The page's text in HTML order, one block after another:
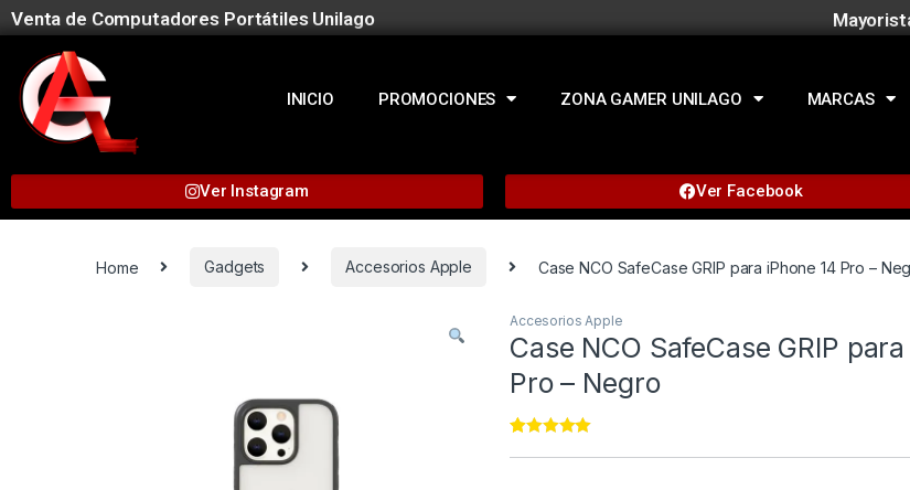
Venta de Computadores Portátiles Unilago
INICIO PROMOCIONES ZONA GAMER UNILAGO MARCAS
Ver Instagram Ver Facebook
Home Gadgets Accesorios Apple Case NCO SafeCase GRIP para iPhone 14 Pro –
Accesorios Apple
Case NCO SafeCase GRIP
Pro – Negro